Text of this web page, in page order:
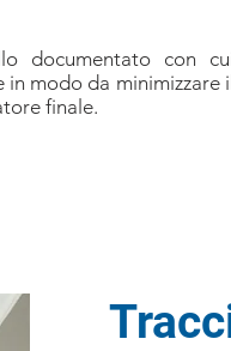
documentato con
modo da minimizzare il
finale.